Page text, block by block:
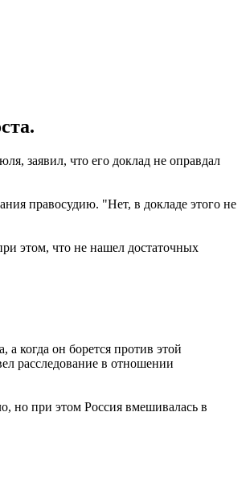
заявил, что его доклад не оправдал
правосудию. "Нет, в докладе этого не
этом, что не нашел достаточных
когда он борется против этой
расследование в отношении
но при этом Россия вмешивалась в